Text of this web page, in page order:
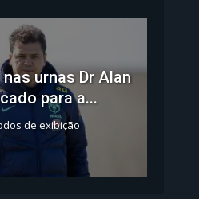
urnas Dr Alan
para a...
de exibição